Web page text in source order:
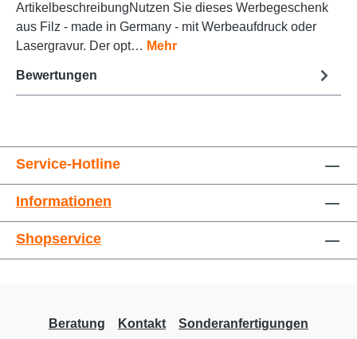
ArtikelbeschreibungNutzen Sie dieses Werbegeschenk
aus Filz - made in Germany - mit Werbeaufdruck oder
Lasergravur. Der opt… Mehr
Bewertungen
Service-Hotline
Informationen
Shopservice
Beratung Kontakt Sonderanfertigungen
Großer Cursor